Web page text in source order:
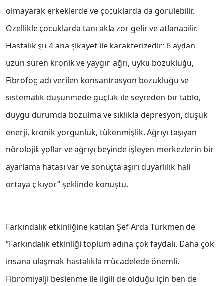
olmayarak erkeklerde ve çocuklarda da görülebilir.
Özellikle çocuklarda tanı akla zor gelir ve atlanabilir.
Hastalık şu 4 ana şikayet ile karakterizedir: 6 aydan
uzun süren kronik ve yaygın ağrı, uyku bozukluğu,
Fibrofog adı verilen konsantrasyon bozukluğu ve
sistematik düşünmede güçlük ile seyreden bir tablo,
duygu durumda bozulma ve sıklıkla depresyon, düşük
enerji, kronik yorgunluk, tükenmişlik. Ağrıyı taşıyan
nörolojik yollar ve ağrıyı beyinde işleyen merkezlerin bir
ayarlama hatası var ve sonuçta aşırı duyarlılık hali
ortaya çıkıyor’’ şeklinde konuştu.
Farkındalık etkinliğine katılan Şef Arda Türkmen de
‘‘Farkındalık etkinliği toplum adına çok faydalı. Daha çok
insana ulaşmak hastalıkla mücadelede önemli.
Fibromiyalji beslenme ile ilgili de olduğu için ben de